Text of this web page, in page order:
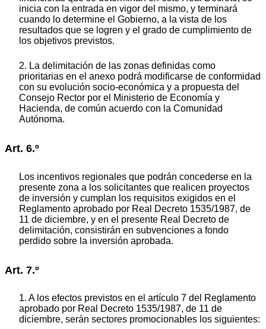
inicia con la entrada en vigor del mismo, y terminará
cuando lo determine el Gobierno, a la vista de los
resultados que se logren y el grado de cumplimiento de
los objetivos previstos.
2. La delimitación de las zonas definidas como
prioritarias en el anexo podrá modificarse de conformidad
con su evolución socio-económica y a propuesta del
Consejo Rector por el Ministerio de Economía y
Hacienda, de común acuerdo con la Comunidad
Autónoma.
Art. 6.º
Los incentivos regionales que podrán concederse en la
presente zona a los solicitantes que realicen proyectos
de inversión y cumplan los requisitos exigidos en el
Reglamento aprobado por Real Decreto 1535/1987, de
11 de diciembre, y en el presente Real Decreto de
delimitación, consistirán en subvenciones a fondo
perdido sobre la inversión aprobada.
Art. 7.º
1. A los efectos previstos en el artículo 7 del Reglamento
aprobado por Real Decreto 1535/1987, de 11 de
diciembre, serán sectores promocionables los siguientes: